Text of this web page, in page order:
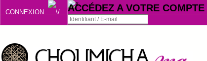
CONNEXION ACCÉDEZ A VOTRE COMPTE
Se souvenir de moi